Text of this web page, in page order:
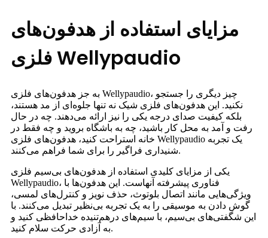
مزایای استفاده از هدفون‌های
فلزی Wellypaudio
به جز هدفون‌های فلزی Wellypaudio، چیز دیگری را جستجو
نکنید. این هدفون‌های فلزی شیک نه تنها جلوه‌ای از مد هستند،
بلکه کیفیت صدای درجه یکی را نیز ارائه می‌دهند. چه در حال
رفت و آمد به محل کار باشید، چه به باشگاه بروید و چه فقط در
خانه استراحت کنید، هدفون‌های فلزی Wellypaudio یک تجربه
شنیداری فراگیر را برای شما فراهم می‌کنند.
یکی از مزایای کلیدی استفاده از هدفون‌های بی‌سیم فلزی
Wellypaudio، فناوری پیشرفته آنهاست. این هدفون‌ها با
ویژگی‌هایی مانند اتصال بلوتوث، حذف نویز و کنترل‌های لمسی،
گوش دادن به موسیقی را به یک تجربه بی‌نظیر تبدیل می‌کنند. با
این شگفتی‌های بی‌سیم، با سیم‌های درهم‌تنیده خداحافظی کنید و
به آزادی حرکت سلام کنید.